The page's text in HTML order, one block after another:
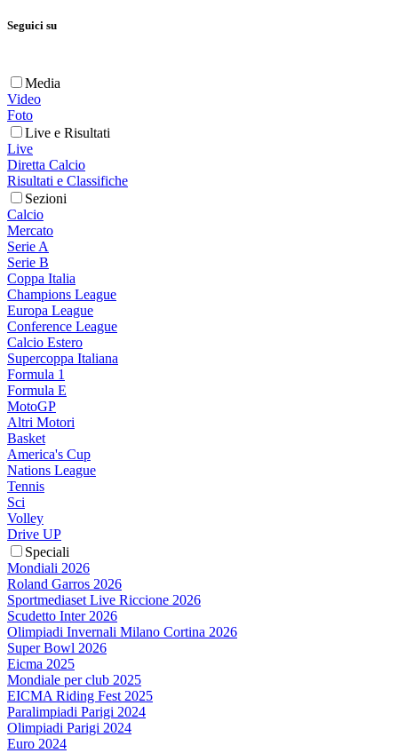
Seguici su
Media
Video
Foto
Live e Risultati
Live
Diretta Calcio
Risultati e Classifiche
Sezioni
Calcio
Mercato
Serie A
Serie B
Coppa Italia
Champions League
Europa League
Conference League
Calcio Estero
Supercoppa Italiana
Formula 1
Formula E
MotoGP
Altri Motori
Basket
America's Cup
Nations League
Tennis
Sci
Volley
Drive UP
Speciali
Mondiali 2026
Roland Garros 2026
Sportmediaset Live Riccione 2026
Scudetto Inter 2026
Olimpiadi Invernali Milano Cortina 2026
Super Bowl 2026
Eicma 2025
Mondiale per club 2025
EICMA Riding Fest 2025
Paralimpiadi Parigi 2024
Olimpiadi Parigi 2024
Euro 2024